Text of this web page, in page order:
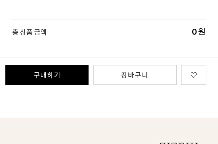
총 상품 금액 0원
구매하기 장바구니 ♡